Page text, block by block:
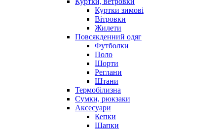
Куртки зимові
Вітровки
Жилети
Повсякденний одяг
Футболки
Поло
Шорти
Реглани
Штани
Термобілизна
Сумки, рюкзаки
Аксесуари
Кепки
Шапки